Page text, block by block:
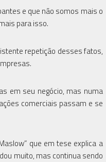
e que não somos mais o
para isso.
repetição desses fatos,
em seu negócio, mas numa
comerciais passam e se
que em tese explica a
muito, mas continua sendo